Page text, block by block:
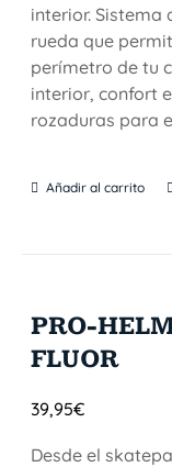
interior. Sistema
rueda que
perímetro de tu
interior, confort
rozaduras para
Añadir al carrito
PRO-
FLUOR
39,95€
Desde el